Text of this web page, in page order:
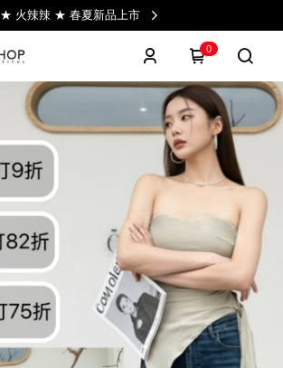
★ 火辣辣 ★ 春夏新品上市
0